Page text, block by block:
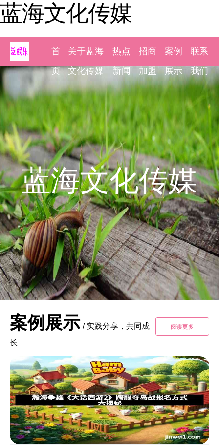
蓝海文化传媒
首
页
关于蓝海
文化传媒
热点
新闻
招商
加盟
案例
展示
联系
我们
蓝海文化传媒
案例展示 / 实践分享，共同成
长
阅读更多